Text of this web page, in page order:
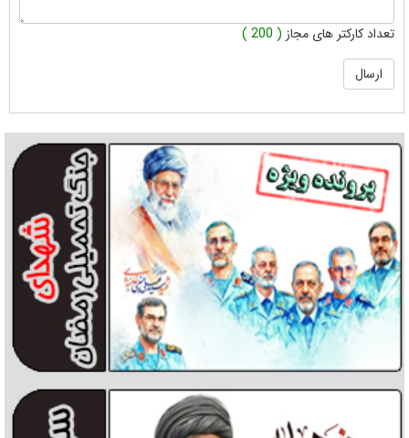
تعداد کارکتر های مجاز ( 200 )